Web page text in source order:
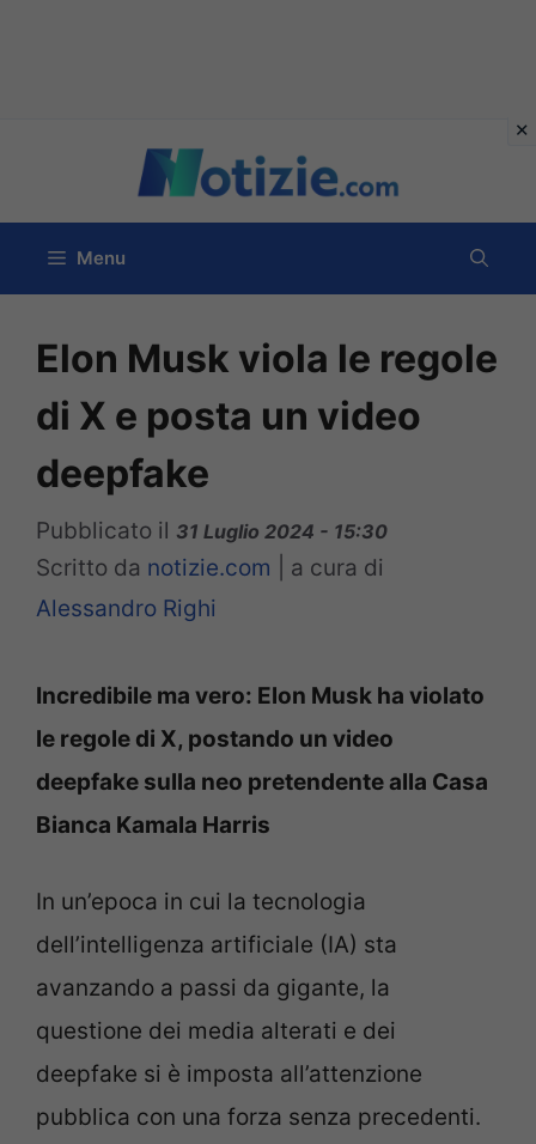
contenuto
Menu
Elon Musk viola le regole
di X e posta un video
deepfake
Pubblicato il 31 Luglio 2024 - 15:30
Scritto da notizie.com
a cura di
Alessandro Righi
Incredibile ma vero: Elon Musk ha violato
le regole di X, postando un video
deepfake sulla neo pretendente alla Casa
Bianca Kamala Harris
In un’epoca in cui la tecnologia
dell’intelligenza artificiale (IA) sta
avanzando a passi da gigante, la
questione dei media alterati e dei
deepfake si è imposta all’attenzione
pubblica con una forza senza precedenti.